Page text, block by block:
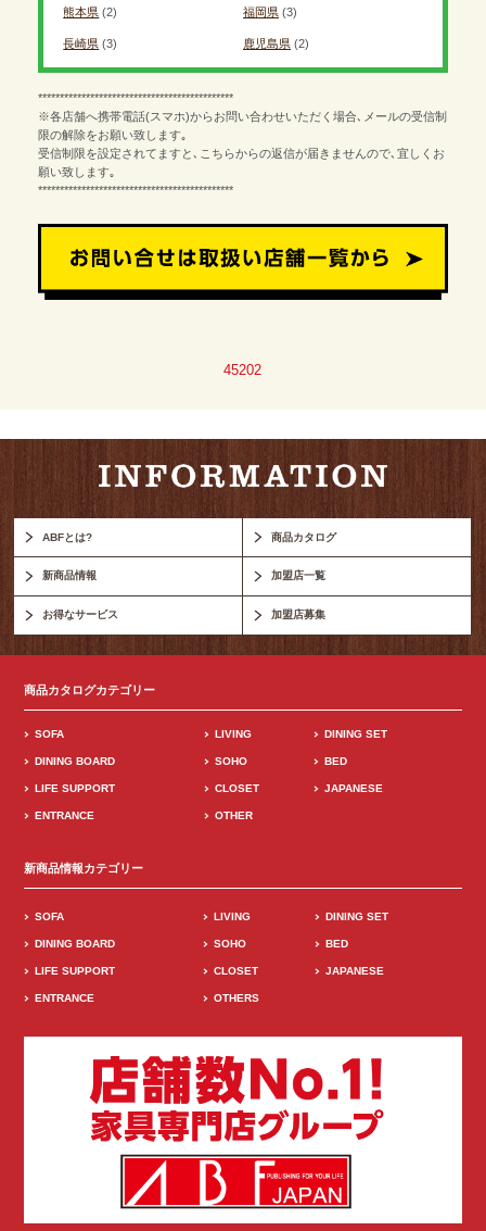
熊本県 (2) 福岡県(3)
長崎県 (3) 鹿児島県(2)
*********************************************
※各店舗へ携帯電話(スマホ)からお問い合わせいただく場合､メールの受信制
限の解除をお願い致します｡
受信制限を設定されてますと､こちらからの返信が届きませんので､宜しくお
願い致します｡
*********************************************
45202
ABFとは? 商品カタログ
新商品情報 加盟店一覧
お得なサービス 加盟店募集
商品カタログカテゴリー
SOFA LIVING DINING SET
DINING BOARD SOHO BED
LIFE SUPPORT CLOSET JAPANESE
ENTRANCE OTHER
新商品情報カテゴリー
SOFA LIVING DINING SET
DINING BOARD SOHO BED
LIFE SUPPORT CLOSET JAPANESE
ENTRANCE OTHERS